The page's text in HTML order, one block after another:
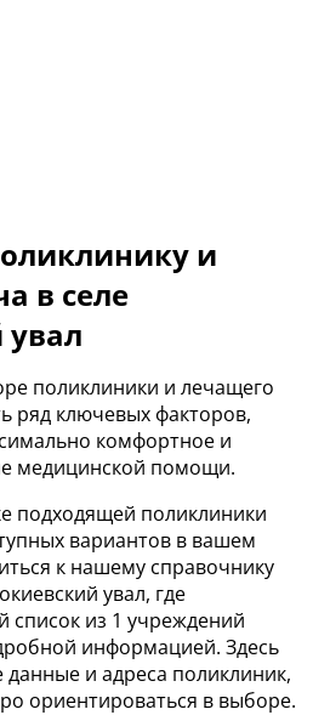
и
в селе
увал
поликлиники и лечащего
ряд ключевых факторов,
комфортное и
медицинской помощи.
подходящей поликлиники
вариантов в вашем
к нашему справочнику
увал, где
из 1 учреждений
информацией. Здесь
данные и адреса поликлиник,
ориентироваться в выборе.